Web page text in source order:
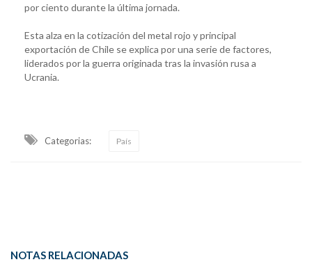
por ciento durante la última jornada.
Esta alza en la cotización del metal rojo y principal
exportación de Chile se explica por una serie de factores,
liderados por la guerra originada tras la invasión rusa a
Ucrania.
Categorias: País
NOTAS RELACIONADAS